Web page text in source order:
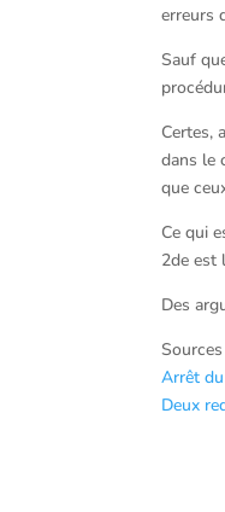
erreurs
Sauf
Certes,
dans le
que
Ce qui
2de est
Des
Arrêt
Deux